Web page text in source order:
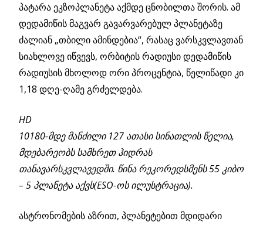
პატარა ეკზოპლანეტა აქმდე ცნობილთა შორის. ამ
დედამიწის მაგვარ გავარვარებულ პლანეტაზე
ძალიან „თბილი ამინდებია“, რასაც ვარსკვლავთან
სიახლოვე იწვევს, ორბიტის რადიუსი დედამიწის
რადიუსის მხოლოდ ორი პროცენტია, წელიწადი კი
1,18 დღე-ღამე გრძელდება.
HD
10180-მდე მანძილი 127 ათასი სინათლის წელია,
მდებარეობს სამხრეთ ჰიდრას
თანავარსკვლავედში. წინა რეკორედსმენს 55 კიბო
– 5 პლანეტა აქვს(ESO-ოს ილუსტრაცია).
ასტრონომების აზრით, პლანეტებით მდიდარი